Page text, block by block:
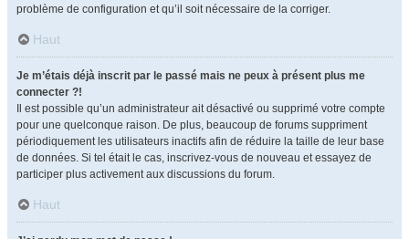
problème de configuration et qu’il soit nécessaire de la corriger.
Haut
Je m’étais déjà inscrit par le passé mais ne peux à présent plus me
connecter ?!
Il est possible qu’un administrateur ait désactivé ou supprimé votre compte
pour une quelconque raison. De plus, beaucoup de forums suppriment
périodiquement les utilisateurs inactifs afin de réduire la taille de leur base
de données. Si tel était le cas, inscrivez-vous de nouveau et essayez de
participer plus activement aux discussions du forum.
Haut